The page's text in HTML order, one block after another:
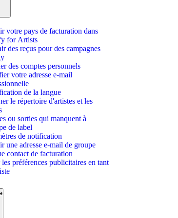
votre pays de facturation dans
for Artists
des reçus pour des campagnes
des comptes personnels
votre adresse e-mail
de la langue
le répertoire d'artistes et les
ou sorties qui manquent à
de label
de notification
une adresse e-mail de groupe
contact de facturation
les préférences publicitaires en tant